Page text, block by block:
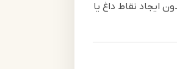
ایجاد نقاط داغ یا